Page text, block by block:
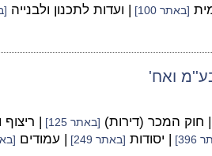
[באתר 100] | ועדות לתכנון ולבנייה
| חוק המכר (דירות) [באתר 125] | ריצוף
| יסודות [באתר 249] | עמודים